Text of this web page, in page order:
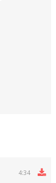
4:34